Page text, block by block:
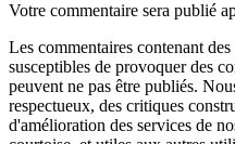
Votre commentaire sera publié
Les commentaires contenant
susceptibles de provoquer des
peuvent ne pas être publiés.
respectueux, des critiques
d'amélioration des services de